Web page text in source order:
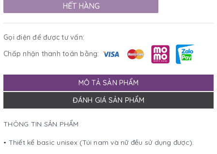
HẾT HÀNG
Gọi điện để được tư vấn:
Chấp nhận thanh toán bằng:
MÔ TẢ SẢN PHẨM
ĐÁNH GIÁ SẢN PHẨM
THÔNG TIN SẢN PHẨM
• Thiết kế basic unisex (Túi nam và nữ đều sử dụng được).